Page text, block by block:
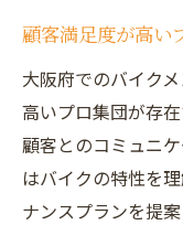
顧客満足度が高い
大阪府でのバイク
高いプロ集団が存
顧客とのコミュニ
はバイクの特性を
ナンスプランを提